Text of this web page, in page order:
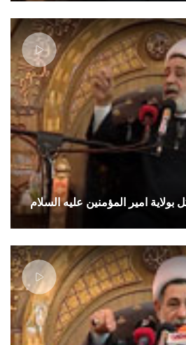
بولاية امير المؤمنين عليه السلام